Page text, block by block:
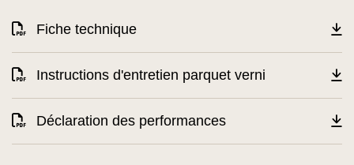
Fiche technique
Instructions d'entretien parquet verni
Déclaration des performances